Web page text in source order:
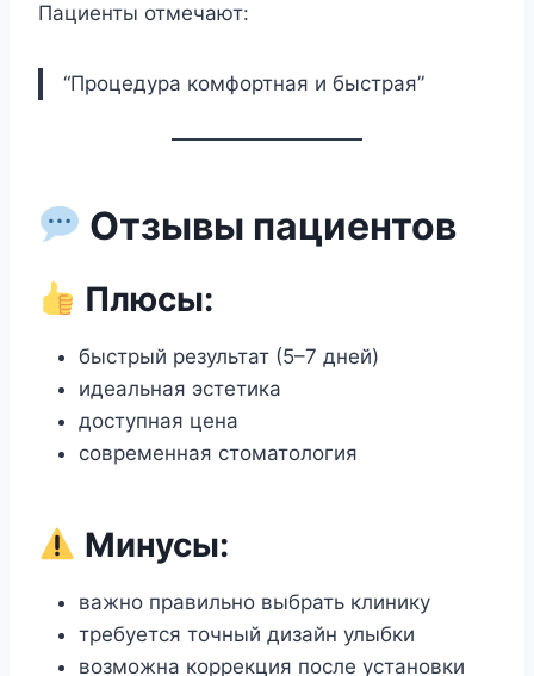
Пациенты отмечают:
“Процедура комфортная и быстрая”
Отзывы пациентов
Плюсы:
быстрый результат (5–7 дней)
идеальная эстетика
доступная цена
современная стоматология
Минусы:
важно правильно выбрать клинику
требуется точный дизайн улыбки
возможна коррекция после установки